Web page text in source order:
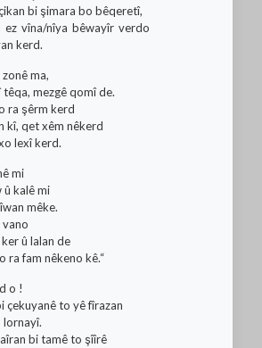
bi şimara bo bêqeretî,
ez vîna/nîya bêwayîr verdo
kerd.
ma,
têqa, mezgê qomî de.
ra şêrm kerd
kî, qet xêm nêkerd
lexî kerd.
mi
û kalê mi
mêke.
vano
û lalan de
ra fam nêkeno kê.“
o !
çekuyanê to yê fîrazan
lornayî.
bi tamê to şîîrê